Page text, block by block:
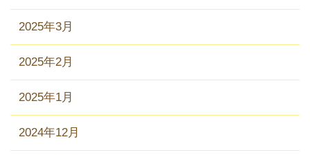
2025年3月
2025年2月
2025年1月
2024年12月